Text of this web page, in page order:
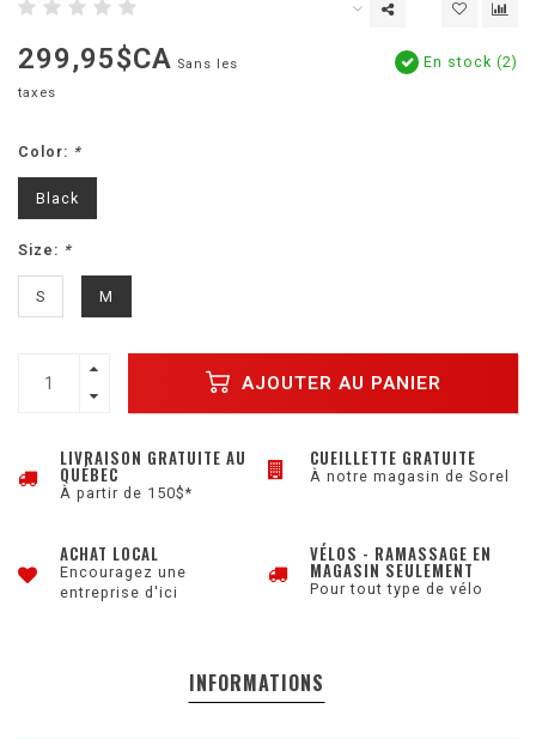
299,95$CA Sans les
taxes
En stock (2)
Color: *
Black
Size: *
S M
AJOUTER AU PANIER
LIVRAISON GRATUITE AU
QUÉBEC
À partir de 150$*
CUEILLETTE GRATUITE
À notre magasin de Sorel
ACHAT LOCAL
Encouragez une
entreprise d'ici
VÉLOS - RAMASSAGE EN
MAGASIN SEULEMENT
Pour tout type de vélo
INFORMATIONS